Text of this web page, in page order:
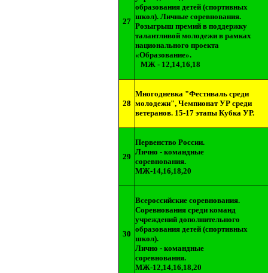
27
образования детей (спортивных
школ). Личные соревнования.
Розыгрыш премий в поддержку
талантливой молодежи в рамках
национального проекта
«Образование».
МЖ - 12,14,16,18
28
Многодневка "Фестиваль среди
молодежи", Чемпионат УР среди
ветеранов. 15-17 этапы Кубка УР.
29
Первенство России.
Лично - командные
соревнования.
МЖ-14,16,18,20
30
Всероссийские соревнования.
Соревнования среди команд
учреждений дополнительного
образования детей (спортивных
школ).
Лично - командные
соревнования.
МЖ-12,14,16,18,20